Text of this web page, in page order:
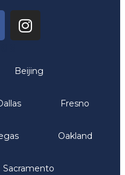
Beijing
Fresno
Oakland
Sacramento